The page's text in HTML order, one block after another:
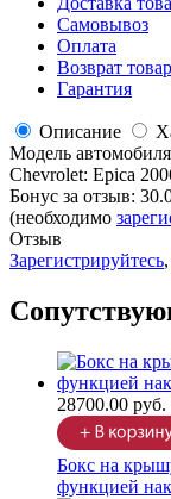
Самовывоз
Оплата
Возврат
Гарантия
Описание
Модель автомобиля
Chevrolet: Epica
Бонус за отзыв:
(необходимо
Отзыв
Зарегистрируйтесь
28700.00 руб.
Бокс на
функцией